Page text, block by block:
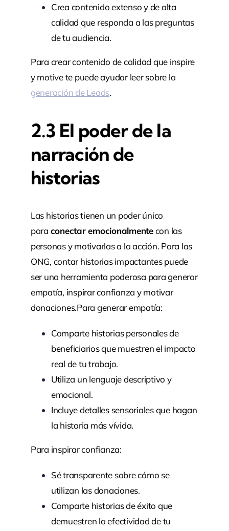
Crea contenido extenso y de alta
calidad que responda a las preguntas
de tu audiencia.
Para crear contenido de calidad que inspire
y motive te puede ayudar leer sobre la
generación de Leads.
2.3 El poder de la
narración de
historias
Las historias tienen un poder único
para conectar emocionalmentecon las
personas y motivarlas a la acción. Para las
ONG, contar historias impactantes puede
ser una herramienta poderosa para generar
empatía, inspirar confianza y motivar
donaciones.Para generar empatía:
Comparte historias personales de
beneficiarios que muestren el impacto
real de tu trabajo.
Utiliza un lenguaje descriptivo y
emocional.
Incluye detalles sensoriales que hagan
la historia más vívida.
Para inspirar confianza:
Sé transparente sobre cómo se
utilizan las donaciones.
Comparte historias de éxito que
demuestren la efectividad de tu